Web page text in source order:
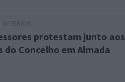
protestam junto aos
do Concelho em Almada